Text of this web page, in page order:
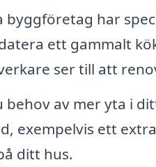
byggföretag har
ett gammalt
ser till att
behov av mer yta i
exempelvis ett
ditt hus.